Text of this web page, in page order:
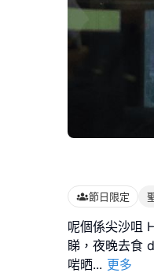
節日限定
呢個係尖沙咀
睇，夜晚去食
啱晒... 更多